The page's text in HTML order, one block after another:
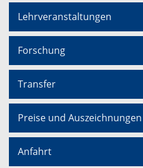
Lehrveranstaltungen
Forschung
Transfer
Preise und Auszeichnungen
Anfahrt